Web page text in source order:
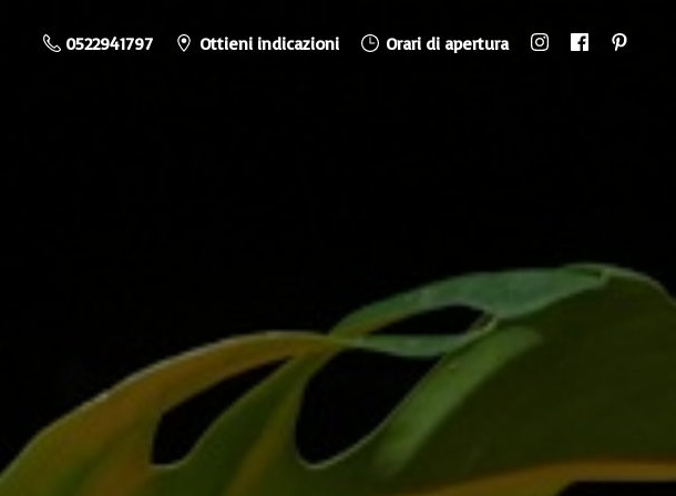
0522941797 Ottieni indicazioni Orari di apertura